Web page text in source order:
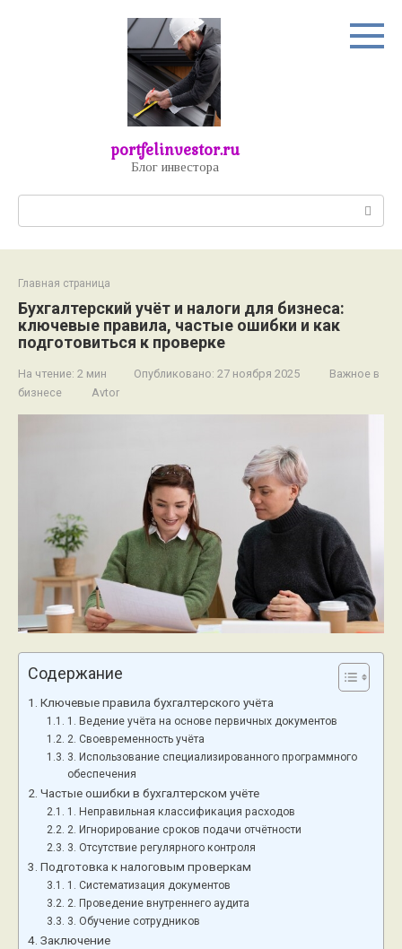
portfelinvestor.ru
Блог инвестора
Главная страница
Бухгалтерский учёт и налоги для бизнеса:
ключевые правила, частые ошибки и как
подготовиться к проверке
На чтение: 2 мин Опубликовано: 27 ноября 2025
Важное в
бизнесе
Avtor
Содержание
Ключевые правила бухгалтерского учёта
1. Ведение учёта на основе первичных документов
2. Своевременность учёта
3. Использование специализированного программного
обеспечения
Частые ошибки в бухгалтерском учёте
1. Неправильная классификация расходов
2. Игнорирование сроков подачи отчётности
3. Отсутствие регулярного контроля
Подготовка к налоговым проверкам
1. Систематизация документов
2. Проведение внутреннего аудита
3. Обучение сотрудников
Заключение